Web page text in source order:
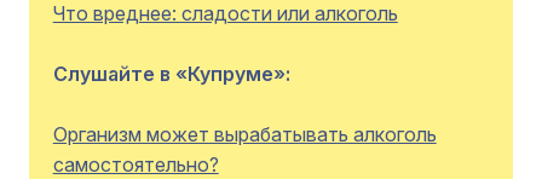
Что вреднее: сладости или алкоголь
Слушайте в «Купруме»:
Организм может вырабатывать алкоголь
самостоятельно?